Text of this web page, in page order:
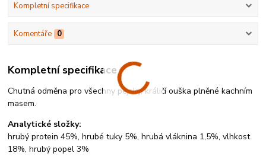
Kompletní specifikace
Komentáře 0
Kompletní specifikace
Chutná odměna pro všechny pejsky, králičí ouška plněné kachním
masem.
Analytické složky:
hrubý protein 45%, hrubé tuky 5%, hrubá vláknina 1,5%, vlhkost
18%, hrubý popel 3%